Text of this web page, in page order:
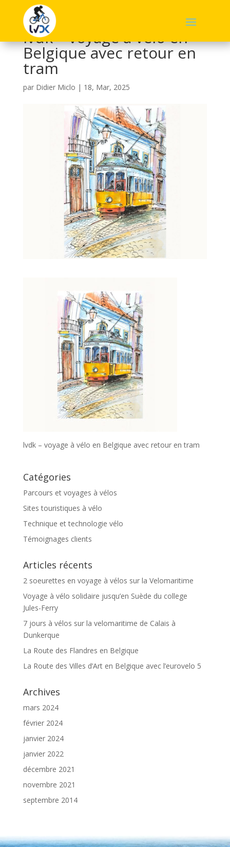
lvdk – voyage à vélo en
Belgique avec retour en
tram
par Didier Miclo | 18, Mar, 2025
lvdk – voyage à vélo en Belgique avec retour en tram
Catégories
Parcours et voyages à vélos
Sites touristiques à vélo
Technique et technologie vélo
Témoignages clients
Articles récents
2 soeurettes en voyage à vélos sur la Velomaritime
Voyage à vélo solidaire jusqu’en Suède du college
Jules-Ferry
7 jours à vélos sur la velomaritime de Calais à
Dunkerque
La Route des Flandres en Belgique
La Route des Villes d’Art en Belgique avec l’eurovelo 5
Archives
mars 2024
février 2024
janvier 2024
janvier 2022
décembre 2021
novembre 2021
septembre 2014